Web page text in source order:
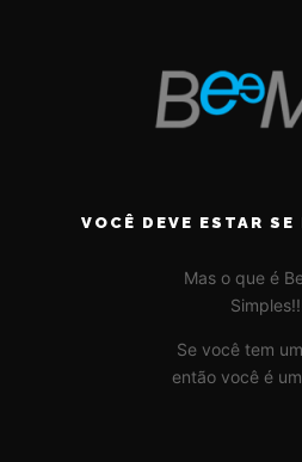
VOCÊ DEVE ESTAR SE
Mas o que é
Se você tem
então você é